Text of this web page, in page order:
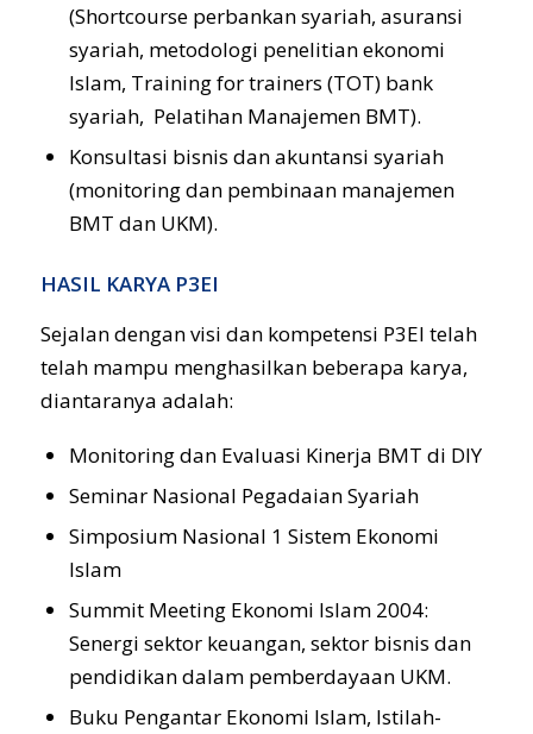
(Shortcourse perbankan syariah, asuransi
syariah, metodologi penelitian ekonomi
Islam, Training for trainers (TOT) bank
syariah, Pelatihan Manajemen BMT).
Konsultasi bisnis dan akuntansi syariah
(monitoring dan pembinaan manajemen
BMT dan UKM).
HASIL KARYA P3EI
Sejalan dengan visi dan kompetensi P3EI telah
telah mampu menghasilkan beberapa karya,
diantaranya adalah:
Monitoring dan Evaluasi Kinerja BMT di DIY
Seminar Nasional Pegadaian Syariah
Simposium Nasional 1 Sistem Ekonomi
Islam
Summit Meeting Ekonomi Islam 2004:
Senergi sektor keuangan, sektor bisnis dan
pendidikan dalam pemberdayaan UKM.
Buku Pengantar Ekonomi Islam, Istilah-